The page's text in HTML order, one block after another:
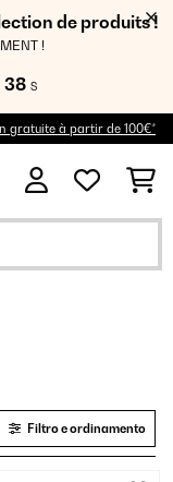
de produits !
!
37 S
gratuite à partir de 100€*
Filtro e ordinamento